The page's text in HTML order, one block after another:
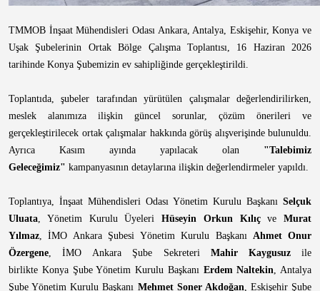
TMMOB İnşaat Mühendisleri Odası Ankara, Antalya, Eskişehir, Konya ve
Uşak Şubelerinin Ortak Bölge Çalışma Toplantısı, 16 Haziran 2026
tarihinde Konya Şubemizin ev sahipliğinde gerçekleştirildi.
Toplantıda, şubeler tarafından yürütülen çalışmalar değerlendirilirken,
meslek alanımıza ilişkin güncel sorunlar, çözüm önerileri ve
gerçekleştirilecek ortak çalışmalar hakkında görüş alışverişinde bulunuldu.
Ayrıca Kasım ayında yapılacak olan "Talebimiz
Geleceğimiz" kampanyasının detaylarına ilişkin değerlendirmeler yapıldı.
Toplantıya, İnşaat Mühendisleri Odası Yönetim Kurulu Başkanı Selçuk
Uluata, Yönetim Kurulu Üyeleri Hüseyin Orkun Kılıçve Murat
Yılmaz, İMO Ankara Şubesi Yönetim Kurulu Başkanı Ahmet Onur
Özergene, İMOAnkara Şube Sekreteri Mahir Kaygusuzile
birlikte Konya Şube Yönetim Kurulu Başkanı Erdem Naltekin, Antalya
Şube Yönetim Kurulu Başkanı Mehmet Soner Akdoğan, Eskişehir Şube